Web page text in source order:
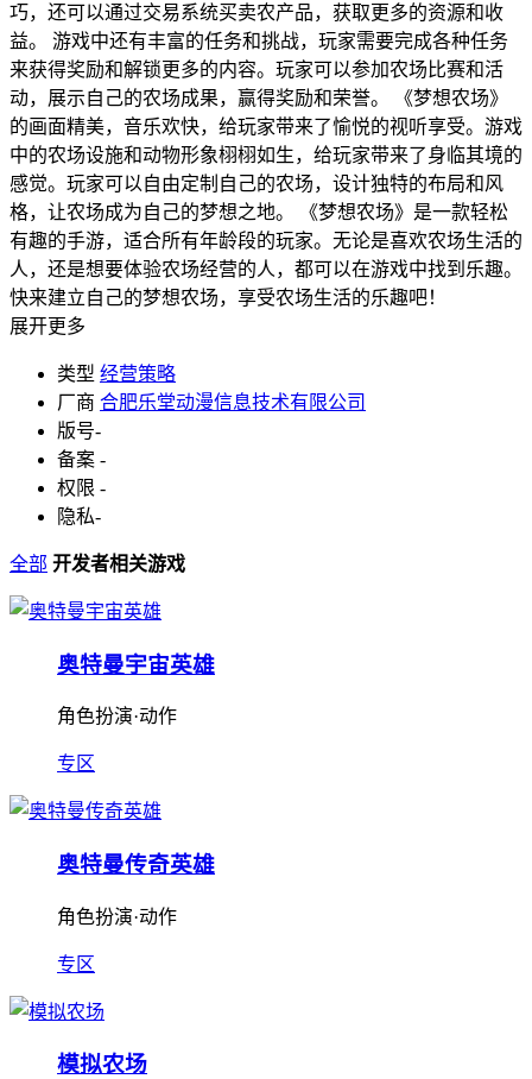
巧，还可以通过交易系统买卖农产品，获取更多的资源和收
益。 游戏中还有丰富的任务和挑战，玩家需要完成各种任务
来获得奖励和解锁更多的内容。玩家可以参加农场比赛和活
动，展示自己的农场成果，赢得奖励和荣誉。 《梦想农场》
的画面精美，音乐欢快，给玩家带来了愉悦的视听享受。游戏
中的农场设施和动物形象栩栩如生，给玩家带来了身临其境的
感觉。玩家可以自由定制自己的农场，设计独特的布局和风
格，让农场成为自己的梦想之地。 《梦想农场》是一款轻松
有趣的手游，适合所有年龄段的玩家。无论是喜欢农场生活的
人，还是想要体验农场经营的人，都可以在游戏中找到乐趣。
快来建立自己的梦想农场，享受农场生活的乐趣吧！
展开更多
类型 经营策略
厂商 合肥乐堂动漫信息技术有限公司
版号-
备案 -
权限 -
隐私-
全部 开发者相关游戏
奥特曼宇宙英雄
角色扮演·动作
专区
奥特曼传奇英雄
角色扮演·动作
专区
模拟农场